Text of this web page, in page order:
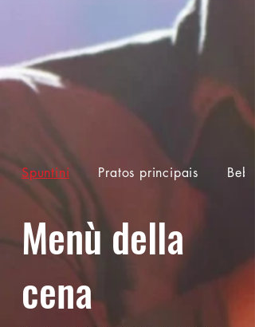
Menù della
cena
Spuntini Pratos principais